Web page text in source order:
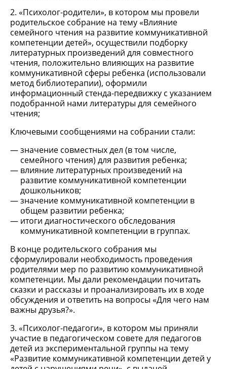
2. «Психолог-родители», в котором мы провели
родительское собрание на тему «Влияние
семейного чтения на развитие коммуникативной
компетенции детей», осуществили подборку
литературных произведений для совместного
чтения, положительно влияющих на развитие
коммуникативной сферы ребенка (использовали
метод библиотерапии), оформили
информационный стенда-передвижку с указанием
подобранной нами литературы для семейного
чтения;
Ключевыми сообщениями на собрании стали:
значение совместных дел (в том числе,
семейного чтения) для развития ребенка;
влияние литературных произведений на
развитие коммуникативной компетенции
дошкольников;
значение коммуникативной компетенции в
общем развитии ребенка;
итоги диагностического обследования
коммуникативной компетенции в группах.
В конце родительского собрания мы
сформулировали необходимость проведения
родителями мер по развитию коммуникативной
компетенции. Мы дали рекомендации почитать
сказки и рассказы и проанализировать их в ходе
обсуждения и ответить на вопросы «Для чего нам
важны друзья?».
3. «Психолог-педагоги», в котором мы приняли
участие в педагогическом совете для педагогов
детей из экспериментальной группы на тему
«Развитие коммуникативной компетенции детей у